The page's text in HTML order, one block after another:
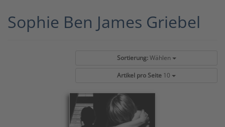
Sophie Ben James Griebel
Sortierung: Wählen
Artikel pro Seite 10